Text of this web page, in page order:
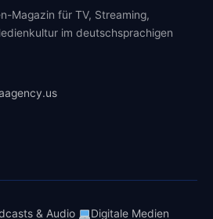
Magazin für TV, Streaming,
im deutschsprachigen
& Audio Digitale Medien